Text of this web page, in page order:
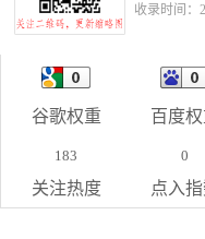
收录时间：
谷歌权重 百度
183
关注热度
0
点入